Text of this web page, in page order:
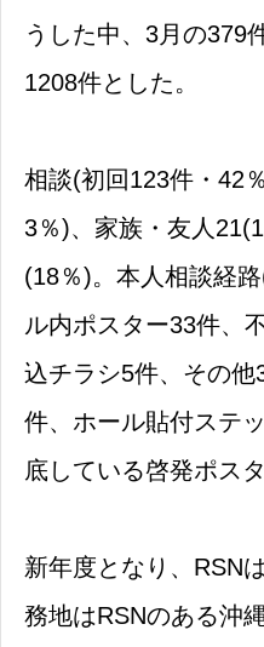
うした中、3月の379
1208件とした。
相談(初回123件・42
3％)、家族・友人
(18％)。本人相談経
ル内ポスター33件、
込チラシ5件、その
件、ホール貼付ステ
底している啓発ポス
新年度となり、RSN
務地はRSNのある沖